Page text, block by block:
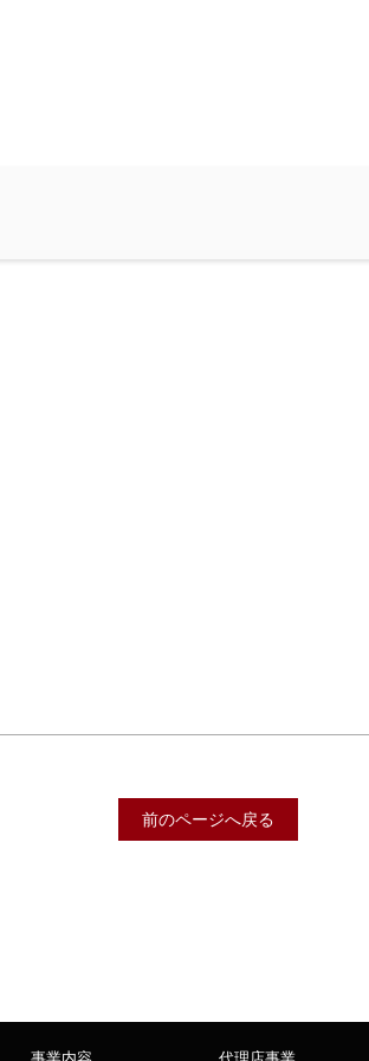
前のページへ戻る